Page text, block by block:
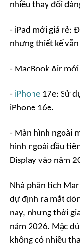
nhiều thay đổi
- iPad mới giá rẻ:
nhưng thiết kế
- MacBook Air mới.
- iPhone 17e: Sử
iPhone 16e.
- Màn hình ngoài
hình ngoài đầu
Display vào năm
Nhà phân tích
dự định ra mắt
nay, nhưng thời
năm 2026. Mặc
không có nhiều